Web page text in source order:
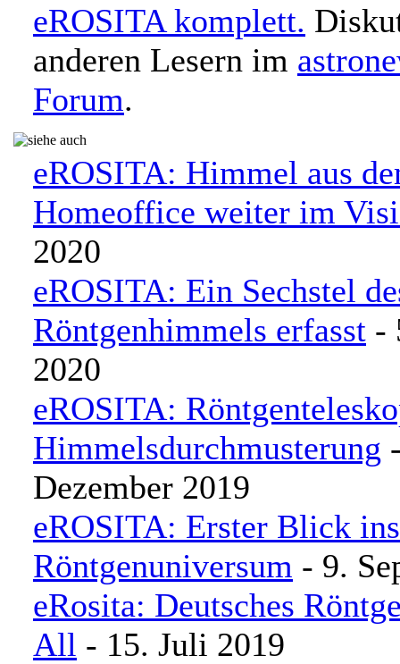
eROSITA komplett.
anderen Lesern im
Forum.
eROSITA: Himmel aus
Homeoffice weiter im
2020
eROSITA: Ein Sechstel
Röntgenhimmels erfasst -
2020
eROSITA:
Himmelsdurchmusterung
Dezember 2019
eROSITA: Erster Blick ins
Röntgenuniversum - 9.
eRosita: Deutsches
All - 15. Juli 2019